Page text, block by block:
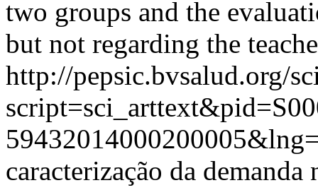
two groups and the
but not regarding the
http://pepsic.bvsalud.org/
caracterização da